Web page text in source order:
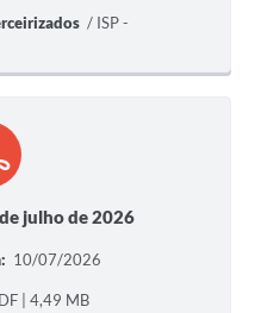
ISP -
julho de 2026
10/07/2026
| 4,49 MB